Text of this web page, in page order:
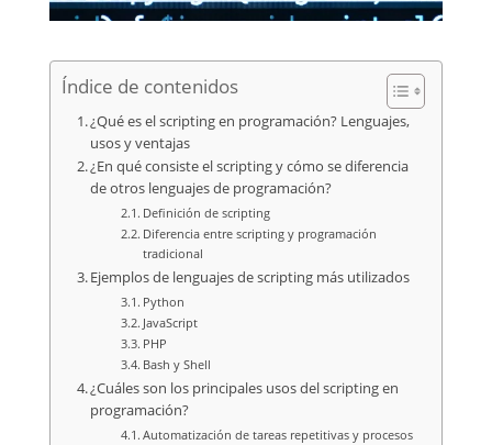
Índice de contenidos
¿Qué es el scripting en programación? Lenguajes,
usos y ventajas
¿En qué consiste el scripting y cómo se diferencia
de otros lenguajes de programación?
Definición de scripting
Diferencia entre scripting y programación
tradicional
Ejemplos de lenguajes de scripting más utilizados
Python
JavaScript
PHP
Bash y Shell
¿Cuáles son los principales usos del scripting en
programación?
Automatización de tareas repetitivas y procesos